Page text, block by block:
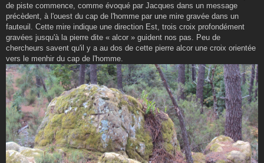
de piste commence, comme évoqué par Jacques dans un message
précèdent, à l'ouest du cap de l'homme par une mire gravée dans un
fauteuil. Cette mire indique une direction Est, trois croix profondément
gravées jusqu'à la pierre dite « alcor » guident nos pas. Peu de
chercheurs savent qu'il y a au dos de cette pierre alcor une croix orientée
vers le menhir du cap de l'homme.